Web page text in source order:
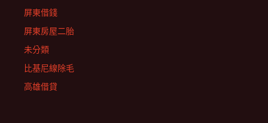
屏東借錢
屏東房屋二胎
未分類
比基尼線除毛
高雄借貸